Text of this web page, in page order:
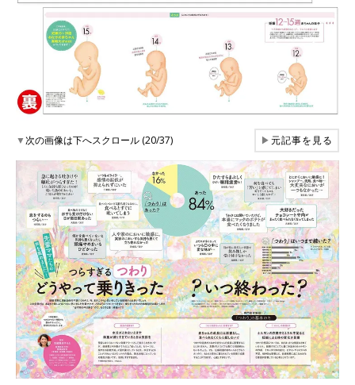
▼次の画像は下へスクロール (20/37) ▶元記事を見る